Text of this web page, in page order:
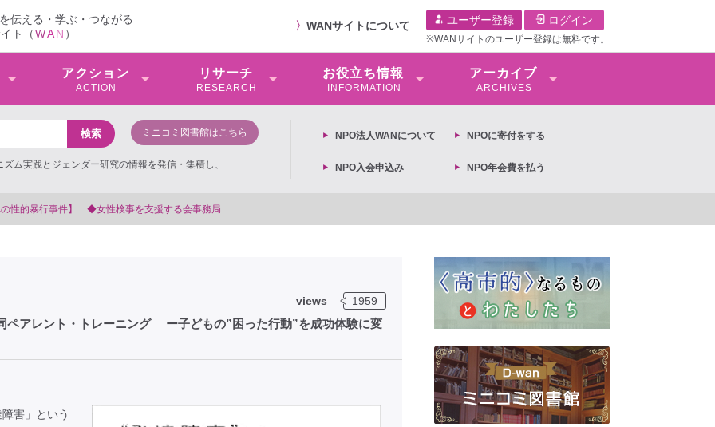
伝える・学ぶ・つながる
ト（WAN ）
〉 WANサイトについて ユーザー登録 ログイン
※WANサイトのユーザー登録は無料です。
アクション
ACTION
リサーチ
RESEARCH
お役⽴ち情報
INFORMATION
アーカイブ
ARCHIVES
ミニコミ図書館はこちら
ム実践とジェンダー研究の情報を発信・集積し、
NPO法⼈WANについて NPOに寄付をする
NPO入会申込み NPO年会費を払う
事務局
views 1959
ペアレント・トレーニング ー子どもの”困った行動”を成功体験に変
害」という